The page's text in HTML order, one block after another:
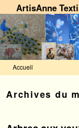
ArtisAnne
Accueil
Archives du